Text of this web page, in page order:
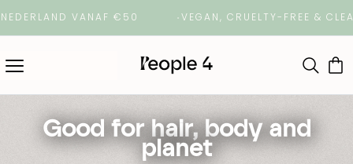
VANAF €50 VEGAN, CRUELTY-FREE & CLEAN
Good for hair, body and
planet